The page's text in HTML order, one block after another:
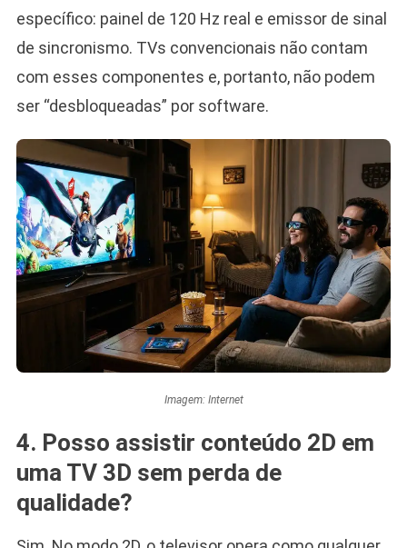
específico: painel de 120 Hz real e emissor de sinal
de sincronismo. TVs convencionais não contam
com esses componentes e, portanto, não podem
ser “desbloqueadas” por software.
Imagem: Internet
4. Posso assistir conteúdo 2D em
uma TV 3D sem perda de
qualidade?